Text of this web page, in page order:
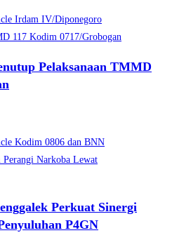
Pelaksanaan TMMD
Perkuat Sinergi
P4GN